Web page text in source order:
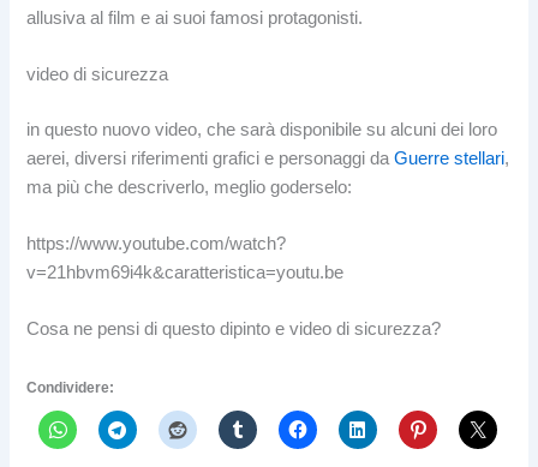
allusiva al film e ai suoi famosi protagonisti.
video di sicurezza
in questo nuovo video, che sarà disponibile su alcuni dei loro
aerei, diversi riferimenti grafici e personaggi daGuerre stellari,
ma più che descriverlo, meglio goderselo:
https://www.youtube.com/watch?
v=21hbvm69i4k&caratteristica=youtu.be
Cosa ne pensi di questo dipinto e video di sicurezza?
Condividere: